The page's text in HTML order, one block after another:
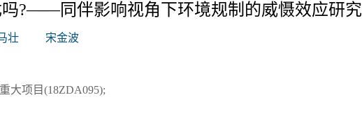
?——同伴影响视角下环境规制的威慑效应研究
壮 宋金波
大项目(18ZDA095);